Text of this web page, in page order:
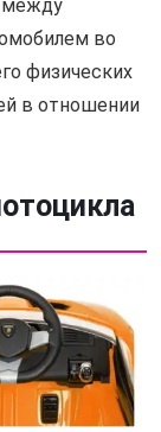
между
во
физических
в отношении